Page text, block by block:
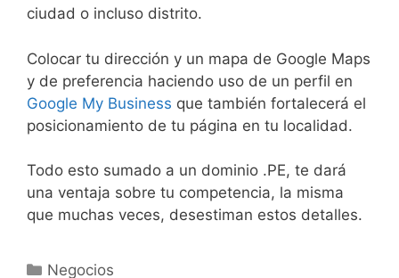
ciudad o incluso distrito.
Colocar tu dirección y un mapa de Google Maps
y de preferencia haciendo uso de un perfil en
Google My Business que también fortalecerá el
posicionamiento de tu página en tu localidad.
Todo esto sumado a un dominio .PE, te dará
una ventaja sobre tu competencia, la misma
que muchas veces, desestiman estos detalles.
Negocios